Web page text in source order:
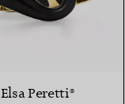
Elsa Peretti®